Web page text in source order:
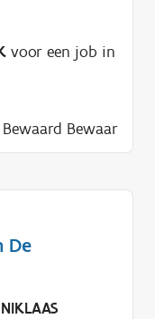
voor een job in
Bewaard Bewaar
De